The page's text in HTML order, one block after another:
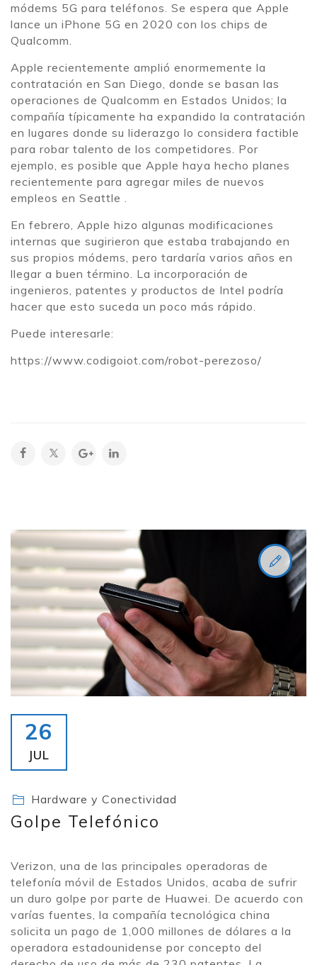
módems 5G para teléfonos. Se espera que Apple
lance un iPhone 5G en 2020 con los chips de
Qualcomm.
Apple recientemente amplió enormemente la
contratación en San Diego, donde se basan las
operaciones de Qualcomm en Estados Unidos; la
compañía típicamente ha expandido la contratación
en lugares donde su liderazgo lo considera factible
para robar talento de los competidores. Por
ejemplo, es posible que Apple haya hecho planes
recientemente para agregar miles de nuevos
empleos en Seattle .
En febrero, Apple hizo algunas modificaciones
internas que sugirieron que estaba trabajando en
sus propios módems, pero tardaría varios años en
llegar a buen término. La incorporación de
ingenieros, patentes y productos de Intel podría
hacer que esto suceda un poco más rápido.
Puede interesarle:
https://www.codigoiot.com/robot-perezoso/
26
JUL
Hardware y Conectividad
Golpe Telefónico
Verizon, una de las principales operadoras de
telefonía móvil de Estados Unidos, acaba de sufrir
un duro golpe por parte de Huawei. De acuerdo con
varías fuentes, la compañía tecnológica china
solicita un pago de 1,000 millones de dólares a la
operadora estadounidense por concepto del